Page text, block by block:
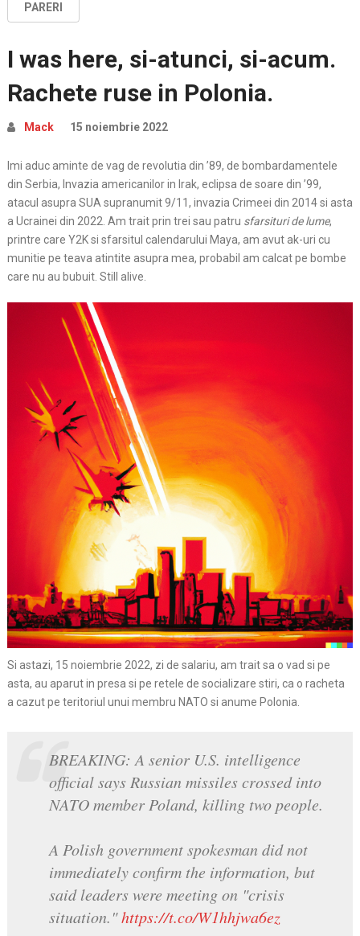
PARERI
I was here, si-atunci, si-acum.
Rachete ruse in Polonia.
Mack 15 noiembrie 2022
Imi aduc aminte de vag de revolutia din ’89, de bombardamentele
din Serbia, Invazia americanilor in Irak, eclipsa de soare din ’99,
atacul asupra SUA supranumit 9/11, invazia Crimeei din 2014 si asta
a Ucrainei din 2022. Am trait prin trei sau patru sfarsituri de lume,
printre care Y2K si sfarsitul calendarului Maya, am avut ak-uri cu
munitie pe teava atintite asupra mea, probabil am calcat pe bombe
care nu au bubuit. Still alive.
Si astazi, 15 noiembrie 2022, zi de salariu, am trait sa o vad si pe
asta, au aparut in presa si pe retele de socializare stiri, ca o racheta
a cazut pe teritoriul unui membru NATO si anume Polonia.
BREAKING: A senior U.S. intelligence
official says Russian missiles crossed into
NATO member Poland, killing two people.
A Polish government spokesman did not
immediately confirm the information, but
said leaders were meeting on "crisis
situation."https://t.co/W1hhjwa6ez